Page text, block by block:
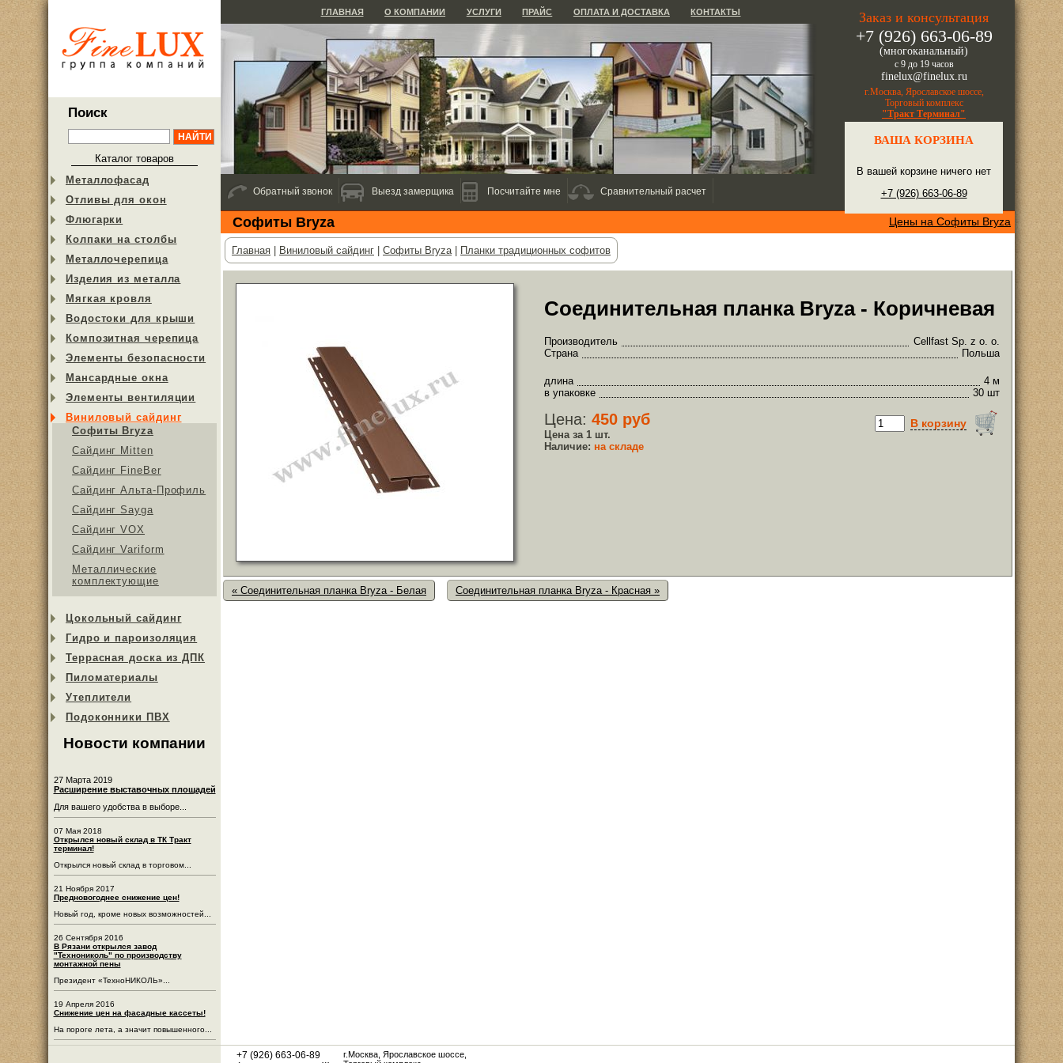
Поиск
Каталог товаров
Металлофасад
Отливы для окон
Флюгарки
Колпаки на столбы
Металлочерепица
Изделия из металла
Мягкая кровля
Водостоки для крыши
Композитная черепица
Элементы безопасности
Мансардные окна
Элементы вентиляции
Виниловый сайдинг
Софиты Bryza
Сайдинг Mitten
Сайдинг FineBer
Сайдинг Альта-Профиль
Сайдинг Sayga
Cайдинг VOX
Сайдинг Variform
Металлические
комплектующие
Цокольный сайдинг
Гидро и пароизоляция
Террасная доска из ДПК
Пиломатериалы
Утеплители
Подоконники ПВХ
Новости компании
27 Марта 2019
Расширение выставочных площадей
Для вашего удобства в выборе...
07 Мая 2018
Открылся новый склад в ТК Тракт
терминал!
Открылся новый склад в торговом...
21 Ноября 2017
Предновогоднее снижение цен!
Новый год, кроме новых возможностей...
26 Сентября 2016
В Рязани открылся завод
"Технониколь" по производству
монтажной пены
Президент «ТехноНИКОЛЬ»...
19 Апреля 2016
Снижение цен на фасадные кассеты!
На пороге лета, а значит повышенного...
Заказ и консультация
+7 (926) 663-06-89
(многоканальный)
с 9 до 19 часов
finelux@finelux.ru
г.Москва, Ярославское шоссе,
Торговый комплекс
"Тракт Терминал"
ВАША КОРЗИНА
В вашей корзине ничего нет
+7 (926) 663-06-89
ГЛАВНАЯ О КОМПАНИИ УСЛУГИ ПРАЙС ОПЛАТА И ДОСТАВКА КОНТАКТЫ
Цены на Софиты Bryza
Софиты Bryza
Главная Виниловый сайдинг Софиты Bryza| Планки традиционных софитов
Соединительная планка Bryza - Коричневая
Производитель
Cellfast Sp. z o. o.
Страна
Польша
длина
4 м
в упаковке
30 шт
В корзину
Цена: 450 руб
Цена за 1 шт.
Наличие: на складе
« Соединительная планка Bryza - Белая Соединительная планка Bryza - Красная »
Обратный звонок Выезд замерщика Посчитайте мне Сравнительный расчет
+7 (926) 663-06-89
г.Москва, Ярославское шоссе,